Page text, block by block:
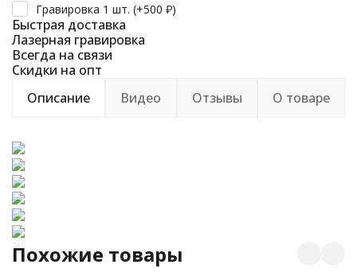
Гравировка 1 шт. (+500 ₽)
Быстрая доставка
Лазерная гравировка
Всегда на связи
Скидки на опт
Описание
Видео Отзывы О товаре
Похожие товары